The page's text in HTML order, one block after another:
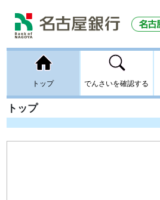
トップ